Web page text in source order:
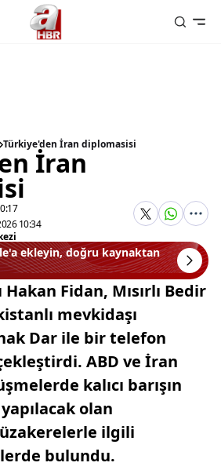
Türkiye'den İran diplomasisi
İran
10:34
ekleyin, doğru kaynaktan
Hakan Fidan, Mısırlı Bedir
mevkidaşı
Dar ile bir telefon
ABD ve İran
kalıcı barışın
olan
ilgili
bulundu.